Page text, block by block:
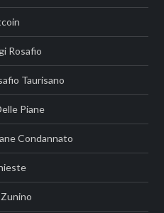
Rosafio
Taurisano
Piane
Condannato